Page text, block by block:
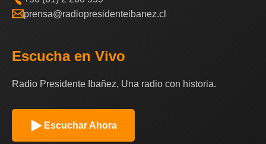
prensa@radiopresidenteibanez.cl
Escucha en Vivo
Radio Presidente Ibañez, Una radio con historia.
Escuchar Ahora